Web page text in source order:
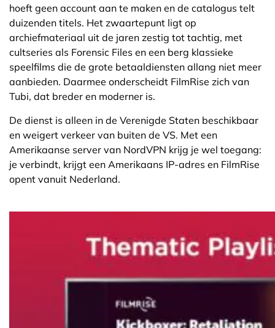
hoeft geen account aan te maken en de catalogus telt
duizenden titels. Het zwaartepunt ligt op
archiefmateriaal uit de jaren zestig tot tachtig, met
cultseries als Forensic Files en een berg klassieke
speelfilms die de grote betaaldiensten allang niet meer
aanbieden. Daarmee onderscheidt FilmRise zich van
Tubi, dat breder en moderner is.
De dienst is alleen in de Verenigde Staten beschikbaar
en weigert verkeer van buiten de VS. Met een
Amerikaanse server van NordVPN krijg je wel toegang:
je verbindt, krijgt een Amerikaans IP-adres en FilmRise
opent vanuit Nederland.